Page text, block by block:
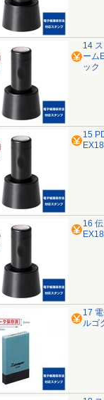
14
ーム
ック
15
16
17
ルゴ